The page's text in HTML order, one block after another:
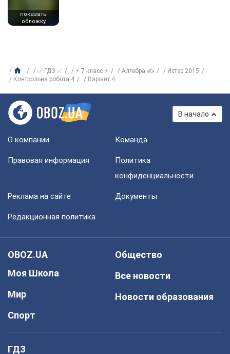
показать
обложку
✅ ГДЗ ✅ ⚡ 7 класс ⚡ Алгебра ✍
Истер 2015
Контрольна робота 4
Варіант 4
В начало
О компании Команда
Правовая информация
Политика
конфиденциальности
Реклама на сайте Документы
Редакционная политика
OBOZ.UA
Моя Школа
Мир
Спорт
Общество
Все новости
Новости образования
ГДЗ